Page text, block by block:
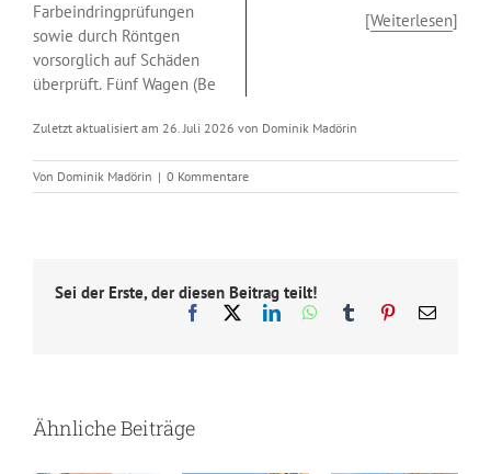
Farbeindringprüfungen
sowie durch Röntgen
vorsorglich auf Schäden
überprüft. Fünf Wagen (Be
[Weiterlesen]
Zuletzt aktualisiert am 26. Juli 2026 von Dominik Madörin
Von Dominik Madörin | 0 Kommentare
Sei der Erste, der diesen Beitrag teilt!
Facebook LinkedInWhatsApp
Tumblr Pinterest
E-
Ähnliche Beiträge